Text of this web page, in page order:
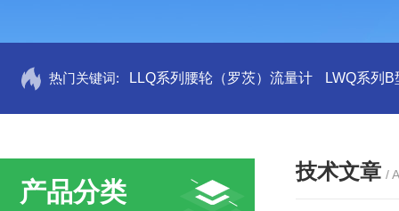
热门关键词: LLQ系列腰轮（罗茨）流量计 LWQ系列
产品分类
技术文章 /